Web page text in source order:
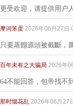
更受欢迎，请提供用户
摩诃笨蛋 2026年06月27日
只要蒸餾源頭被截斷，
百年未有之大骗局 2026年
64不能回答，包帝找不
那时烟花乱 2026年06月27